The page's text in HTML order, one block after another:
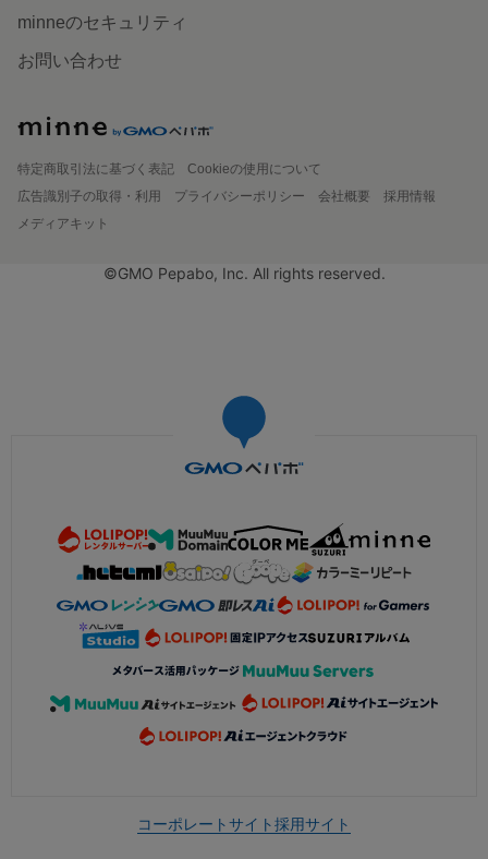
minneのセキュリティ
お問い合わせ
特定商取引法に基づく表記
Cookieの使用について
広告識別子の取得・利用
プライバシーポリシー 会社概要
採用情報
メディアキット
©GMO Pepabo, Inc. All rights reserved.
コーポレートサイト採用サイト